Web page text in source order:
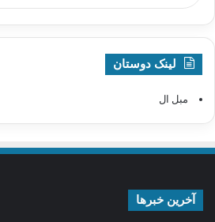
لینک دوستان
مبل ال
آخرین خبرها